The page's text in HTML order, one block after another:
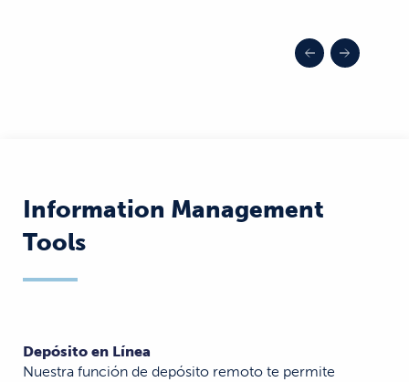
Information Management
Tools
Depósito en Línea
Nuestra función de depósito remoto te permite